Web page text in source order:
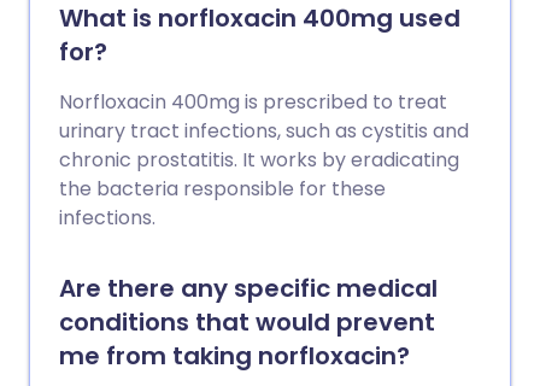
What is norfloxacin 400mg used
for?
Norfloxacin 400mg is prescribed to treat
urinary tract infections, such as cystitis and
chronic prostatitis. It works by eradicating
the bacteria responsible for these
infections.
Are there any specific medical
conditions that would prevent
me from taking norfloxacin?